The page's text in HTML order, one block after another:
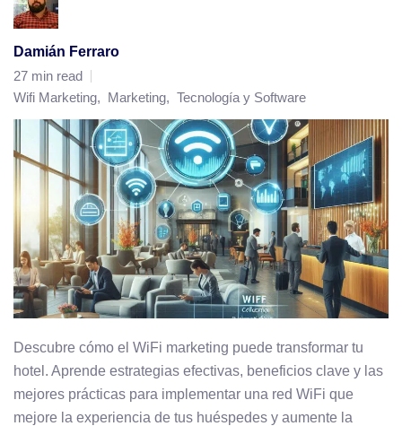
Damián Ferraro
27 min read
Wifi Marketing, Marketing, Tecnología y Software
Descubre cómo el WiFi marketing puede transformar tu
hotel. Aprende estrategias efectivas, beneficios clave y las
mejores prácticas para implementar una red WiFi que
mejore la experiencia de tus huéspedes y aumente la